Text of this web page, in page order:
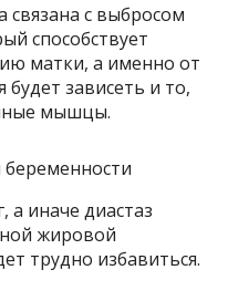
связана с выбросом
способствует
матки, а именно от
будет зависеть и то,
мышцы.
иначе диастаз
жировой
трудно избавиться.